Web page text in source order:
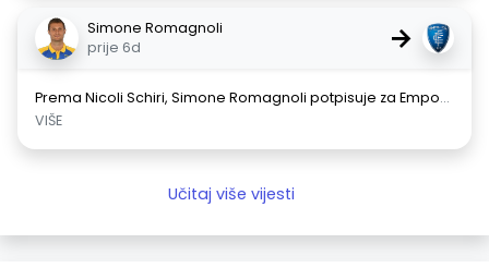
Simone Romagnoli
prije 6d
→
Prema Nicoli Schiri, Simone Romagnoli potpisuje za Empo...
VIŠE
Učitaj više vijesti